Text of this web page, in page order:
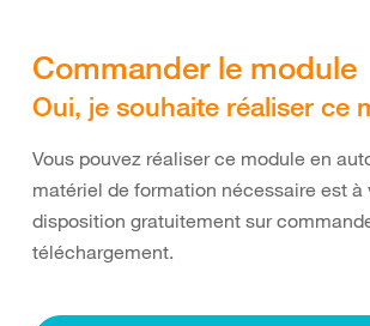
Commander le module
Oui, je souhaite réaliser ce
Vous pouvez réaliser ce module en
matériel de formation nécessaire est à
disposition gratuitement sur
téléchargement.